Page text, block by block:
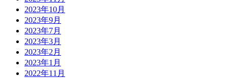
2023年10月
2023年9月
2023年7月
2023年3月
2023年2月
2023年1月
2022年11月